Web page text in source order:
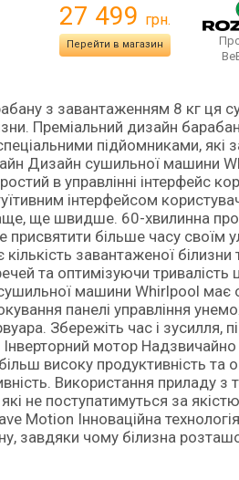
27 499 грн.
Перейти в магазин
з завантаженням 8 кг ця
Преміальний дизайн
підйомниками, які
Дизайн сушильної машини
в управлінні інтерфейс
інтерфейсом
ще швидше. 60-хвилинна
присвятити більше часу своїм
завантаженої
та оптимізуючи тривалість
машини Whirlpool має
панелі управління
Збережіть час і зусилля,
мотор Надзвичайно
високу продуктивність та
Використання приладу з
не поступатимуться за
Motion Інноваційна
завдяки чому білизна